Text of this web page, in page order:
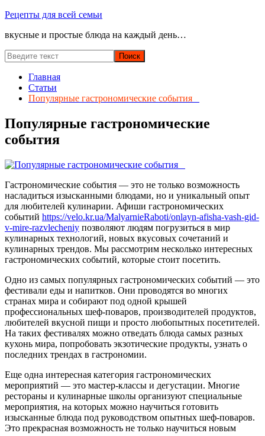
Перейти
содержимому
Рецепты для всей семьи
вкусные и простые блюда на каждый день…
Главная
Статьи
Популярные гастрономические события
Популярные гастрономические
события
Гастрономические события — это не только возможность
насладиться изысканными блюдами, но и уникальный опыт
для любителей кулинарии. Афиши гастрономических
событий https://velo.kr.ua/MalyarnieRaboti/onlayn-afisha-vash-gid-
v-mire-razvlecheniy позволяют людям погрузиться в мир
кулинарных технологий, новых вкусовых сочетаний и
кулинарных трендов. Мы рассмотрим несколько интересных
гастрономических событий, которые стоит посетить.
Одно из самых популярных гастрономических событий — это
фестивали еды и напитков. Они проводятся во многих
странах мира и собирают под одной крышей
профессиональных шеф-поваров, производителей продуктов,
любителей вкусной пищи и просто любопытных посетителей.
На таких фестивалях можно отведать блюда самых разных
кухонь мира, попробовать экзотические продукты, узнать о
последних трендах в гастрономии.
Еще одна интересная категория гастрономических
мероприятий — это мастер-классы и дегустации. Многие
рестораны и кулинарные школы организуют специальные
мероприятия, на которых можно научиться готовить
изысканные блюда под руководством опытных шеф-поваров.
Это прекрасная возможность не только научиться новым